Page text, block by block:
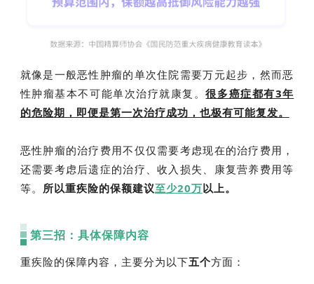
就像是一般恶性肿瘤的单次住院需要万元起步，然而恶
性肿瘤基本不可能单次治疗就康复。很多癌症都有3年
的危险期，即便是第一次治疗成功，也极有可能复发。
恶性肿瘤的治疗费用不仅仅需要考虑现在的治疗费用，
还需要考虑后遗症的治疗、收入损失、康复营养费用等
等。 所以重疾险的保额建议至少20万以上。
第三招：具体保障内容
重疾险的保障内容，主要分为以下五个方面：